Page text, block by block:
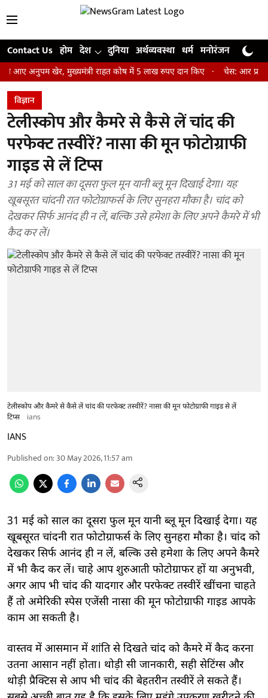
Contact Us होम देश दुनिया अर्थव्यवस्था धर्म मनोरंजन खेल
खेर, मुख्यमंत्री राहत कोष में 5 लाख रुपए दान किए चेस: आर प्रज्ञानानंद
विज्ञान
टेलीस्कोप और कैमरे से कैसे लें चांद की
परफेक्ट तस्वीरें? नासा की मून फोटोग्राफी
गाइड से लें टिप्स
31 मई को साल का दूसरा फुल मून यानी ब्लू मून दिखाई देगा। यह
खूबसूरत चांदनी रात फोटोग्राफर्स के लिए सुनहरा मौका है। चांद को
देखकर सिर्फ आनंद ही न लें, बल्कि उसे हमेशा के लिए अपने कैमरे में भी
कैद कर लें।
टेलीस्कोप और कैमरे से कैसे लें चांद की परफेक्ट तस्वीरें? नासा की मून फोटोग्राफी गाइड से लें
टिप्स
ians
IANS
Published on:30 May 2026, 11:57 am
31 मई को साल का दूसरा फुल मून यानी ब्लू मून दिखाई देगा। यह
खूबसूरत चांदनी रात फोटोग्राफर्स के लिए सुनहरा मौका है। चांद को
देखकर सिर्फ आनंद ही न लें, बल्कि उसे हमेशा के लिए अपने कैमरे
में भी कैद कर लें। चाहे आप शुरुआती फोटोग्राफर हों या अनुभवी,
अगर आप भी चांद की यादगार और परफेक्ट तस्वीरें खींचना चाहते
हैं तो अमेरिकी स्पेस एजेंसी नासा की मून फोटोग्राफी गाइड आपके
काम आ सकती है।
वास्तव में आसमान में शांति से दिखते चांद को कैमरे में कैद करना
उतना आसान नहीं होता। थोड़ी सी जानकारी, सही सेटिंग्स और
थोड़ी प्रैक्टिस से आप भी चांद की बेहतरीन तस्वीरें ले सकते हैं।